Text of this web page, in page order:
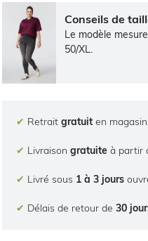
Conseils de
Le modèle
50/XL.
✔ Retraitgratuit en magasin
✔ Livraisongratuite à partir
✔ Livré sous 1 à 3 jours
✔ Délais de retour de30